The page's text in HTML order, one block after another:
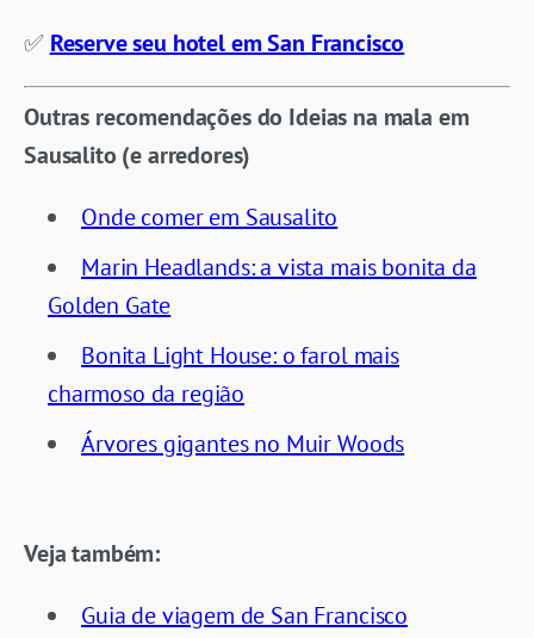
✅ Reserve seu hotel em San Francisco
Outras recomendações do Ideias na mala em
Sausalito (e arredores)
Onde comer em Sausalito
Marin Headlands: a vista mais bonita da
Golden Gate
Bonita Light House: o farol mais
charmoso da região
Árvores gigantes no Muir Woods
Veja também:
Guia de viagem de San Francisco